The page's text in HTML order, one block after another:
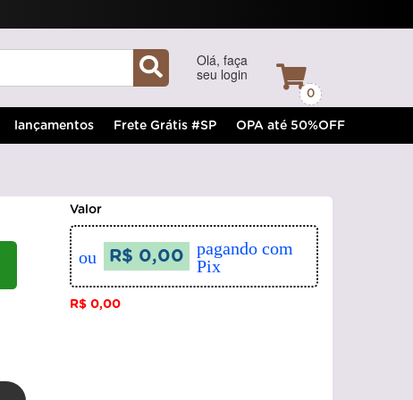
Olá, faça
seu login
0
lançamentos Frete Grátis #SP OPA até 50%OFF
Valor
ou R$ 0,00
pagando com
Pix
R$ 0,00